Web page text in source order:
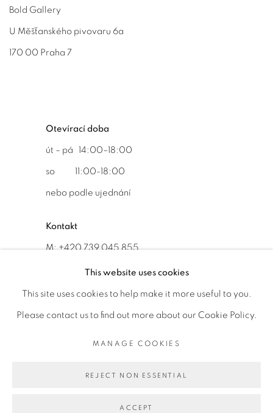
Bold Gallery
U Měšťanského pivovaru 6a
170 00 Praha 7
Otevírací doba
út – pá 14:00–18:00
so 11:00-18:00
nebo podle ujednání
Kontakt
M: +420 739 045 855
info@boldgallery.art
AUTORSKÁ PRÁVA VYHRAZENA © 2026 BOLD GALLERY
This website uses cookies
This site uses cookies to help make it more useful to you.
Please contact us to find out more about our Cookie Policy.
MANAGE COOKIES
REJECT NON ESSENTIAL
ACCEPT